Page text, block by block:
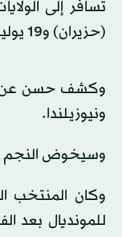
(حزيران) و19 يوليو (تموز) في الولايات المتحدة وكندا والمكسيك.
ونيوزيلندا.
وسيخوض النجم